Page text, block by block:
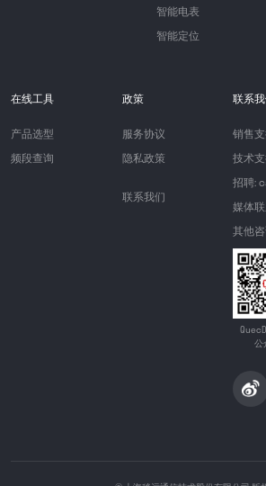
智能电表
智能定位
在线工具
产品选型
频段查询
政策
服务协议
隐私政策
联系我们
联系
销售
技术
招聘:
媒体
其他
公